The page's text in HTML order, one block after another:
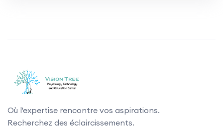
Où l'expertise rencontre vos aspirations.
Recherchez des éclaircissements.